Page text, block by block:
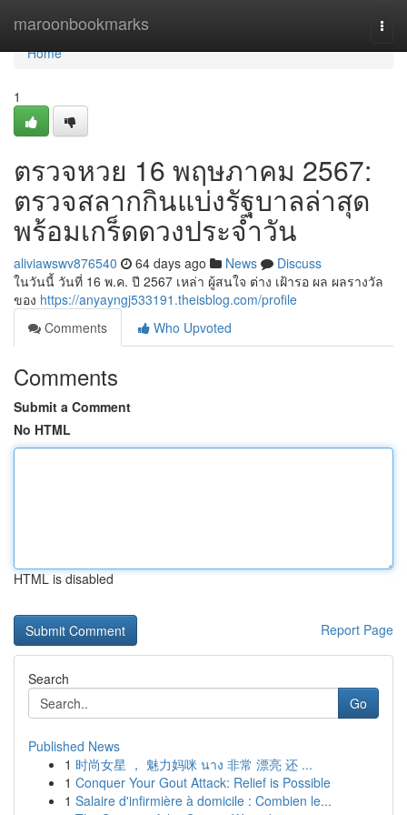
maroonbookmarks
Home
Home
1
ตรวจหวย 16 พฤษภาคม 2567:
ตรวจสลากกินแบ่งรัฐบาลล่าสุด
พร้อมเกร็ดดวงประจำวัน
aliviawswv876540 64 days ago News
Discuss
ในวันนี้ วันที่ 16 พ.ค. ปี 2567 เหล่า ผู้สนใจ ต่าง เฝ้ารอ ผล ผลรางวัล
ของ https://anyayngj533191.theisblog.com/profile
Comments
Who Upvoted
Comments
Submit a Comment
No HTML
HTML is disabled
Report Page
Search
Go
Published News
1 时尚女星 ， 魅力妈咪 นาง 非常 漂亮 还 ...
1 Conquer Your Gout Attack: Relief is Possible
1 Salaire d'infirmière à domicile : Combien le...